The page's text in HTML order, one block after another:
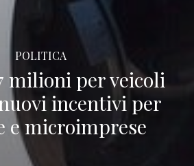
POLITICA
milioni per veicoli
incentivi per
e microimprese